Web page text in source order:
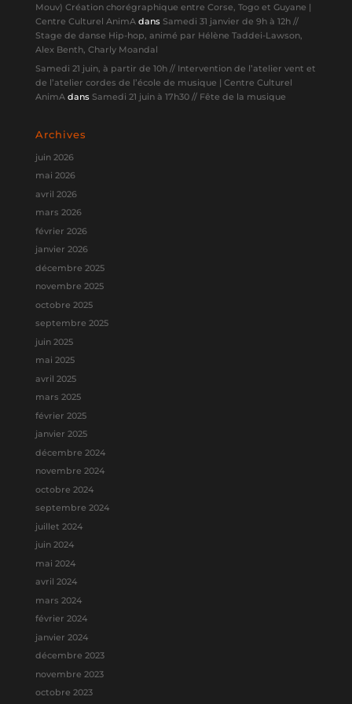
Mouv) Création chorégraphique entre Corse, Togo et Guyane |
Centre Culturel AnimAdans Samedi 31 janvier de 9h à 12h //
Stage de danse Hip-hop, animé par Hélène Taddei-Lawson,
Alex Benth, Charly Moandal
Samedi 21 juin, à partir de 10h // Intervention de l’atelier vent et
de l’atelier cordes de l’école de musique | Centre Culturel
AnimAdans Samedi 21 juin à 17h30 // Fête de la musique
Archives
juin 2026
mai 2026
avril 2026
mars 2026
février 2026
janvier 2026
décembre 2025
novembre 2025
octobre 2025
septembre 2025
juin 2025
mai 2025
avril 2025
mars 2025
février 2025
janvier 2025
décembre 2024
novembre 2024
octobre 2024
septembre 2024
juillet 2024
juin 2024
mai 2024
avril 2024
mars 2024
février 2024
janvier 2024
décembre 2023
novembre 2023
octobre 2023